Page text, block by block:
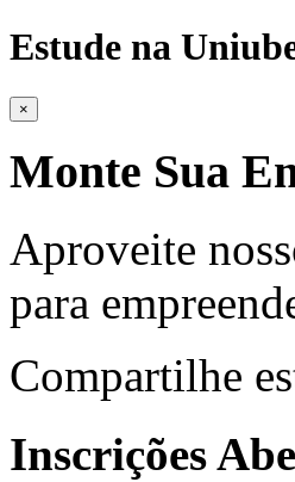
Estude na
×
Monte Sua
Aproveite
para
Compartilhe
Inscrições